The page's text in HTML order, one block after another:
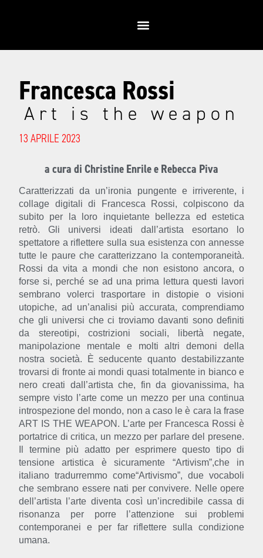
Francesca Rossi
Art is the weapon
13 APRILE 2023
a cura di Christine Enrile e Rebecca Piva
Caratterizzati da un’ironia pungente e irriverente, i
collage digitali di Francesca Rossi, colpiscono da
subito per la loro inquietante bellezza ed estetica
retrò. Gli universi ideati dall’artista esortano lo
spettatore a riflettere sulla sua esistenza con annesse
tutte le paure che caratterizzano la contemporaneità.
Rossi da vita a mondi che non esistono ancora, o
forse si, perché se ad una prima lettura questi lavori
sembrano volerci trasportare in distopie o visioni
utopiche, ad un’analisi più accurata, comprendiamo
che gli universi che ci troviamo davanti sono definiti
da stereotipi, costrizioni sociali, libertà negate,
manipolazione mentale e molti altri demoni della
nostra società. È seducente quanto destabilizzante
trovarsi di fronte ai mondi quasi totalmente in bianco e
nero creati dall’artista che, fin da giovanissima, ha
sempre visto l’arte come un mezzo per una continua
introspezione del mondo, non a caso le è cara la frase
ART IS THE WEAPON. L’arte per Francesca Rossi è
portatrice di critica, un mezzo per parlare del presene.
Il termine più adatto per esprimere questo tipo di
tensione artistica è sicuramente “Artivism”,che in
italiano tradurremmo come“Artivismo”, due vocaboli
che sembrano essere nati per convivere. Nelle opere
dell’artista l’arte diventa così un’incredibile cassa di
risonanza per porre l’attenzione sui problemi
contemporanei e per far riflettere sulla condizione
umana.